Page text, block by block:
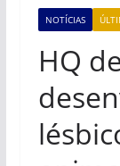
NOTÍCIAS
HQ